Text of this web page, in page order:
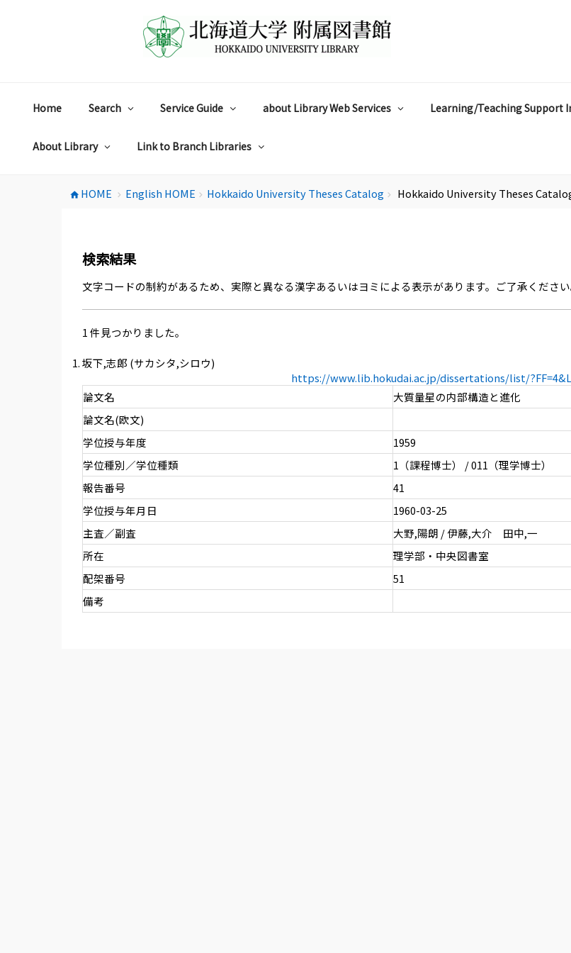
Home Search Service Guide about Library Web Services Learning/Teaching Support
About Library Link to Branch Libraries
home HOME chevron_right English HOME chevron_right Hokkaido University Theses Catalog chevron_right Hokkaido University Theses
検索結果
文字コードの制約があるため、実際と異なる漢字あるいはヨミによる表示があります。ご了承ください
1 件見つかりました。
坂下,志郎 (サカシタ,シロウ)
https://www.lib.hokudai.ac.jp/dissertations/list/
論文名
大質量星の内部構造と進化
論文名(欧文)
学位授与年度
1959
学位種別／学位種類
1（課程博士） / 011（理学博士）
報告番号
41
学位授与年月日
1960-03-25
主査／副査
大野,陽朗 / 伊藤,大介 田中,一
所在
理学部・中央図書室
配架番号
51
備考